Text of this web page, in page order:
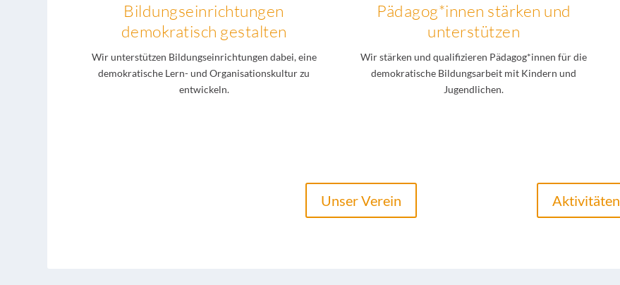
Bildungseinrichtungen
demokratisch gestalten
Wir unterstützen Bildungseinrichtungen dabei, eine
demokratische Lern- und Organisationskultur zu
entwickeln.
Pädagog*innen stärken und
unterstützen
Wir stärken und qualifizieren Pädagog*innen für die
demokratische Bildungsarbeit mit Kindern und
Jugendlichen.
Unser Verein Aktivitäten